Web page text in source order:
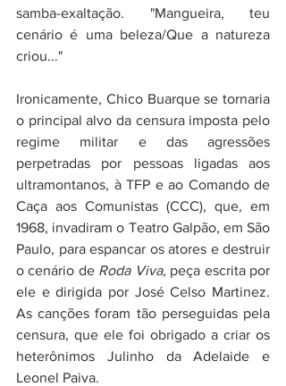
samba-exaltação. "Mangueira, teu
cenário é uma beleza/Que a natureza
criou..."
Ironicamente, Chico Buarque se tornaria
o principal alvo da censura imposta pelo
regime militar e das agressões
perpetradas por pessoas ligadas aos
ultramontanos, à TFP e ao Comando de
Caça aos Comunistas (CCC), que, em
1968, invadiram o Teatro Galpão, em São
Paulo, para espancar os atores e destruir
o cenário de Roda Viva, peça escrita por
ele e dirigida por José Celso Martinez.
As canções foram tão perseguidas pela
censura, que ele foi obrigado a criar os
heterônimos Julinho da Adelaide e
Leonel Paiva.